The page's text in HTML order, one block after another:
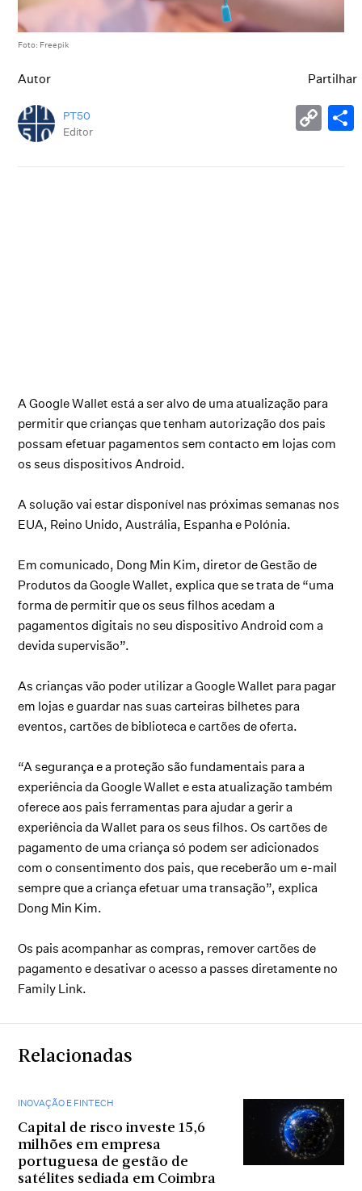
Foto: Freepik
Autor
PT50
Editor
Partilhar
A Google Wallet está a ser alvo de uma atualização para
permitir que crianças que tenham autorização dos pais
possam efetuar pagamentos sem contacto em lojas com
os seus dispositivos Android.
A solução vai estar disponível nas próximas semanas nos
EUA, Reino Unido, Austrália, Espanha e Polónia.
Em comunicado, Dong Min Kim, diretor de Gestão de
Produtos da Google Wallet, explica que se trata de “uma
forma de permitir que os seus filhos acedam a
pagamentos digitais no seu dispositivo Android com a
devida supervisão”.
As crianças vão poder utilizar a Google Wallet para pagar
em lojas e guardar nas suas carteiras bilhetes para
eventos, cartões de biblioteca e cartões de oferta.
“A segurança e a proteção são fundamentais para a
experiência da Google Wallet e esta atualização também
oferece aos pais ferramentas para ajudar a gerir a
experiência da Wallet para os seus filhos. Os cartões de
pagamento de uma criança só podem ser adicionados
com o consentimento dos pais, que receberão um e-mail
sempre que a criança efetuar uma transação”, explica
Dong Min Kim.
Os pais acompanhar as compras, remover cartões de
pagamento e desativar o acesso a passes diretamente no
Family Link.
Relacionadas
INOVAÇÃO E FINTECH
Capital de risco investe 15,6
milhões em empresa
portuguesa de gestão de
satélites sediada em Coimbra